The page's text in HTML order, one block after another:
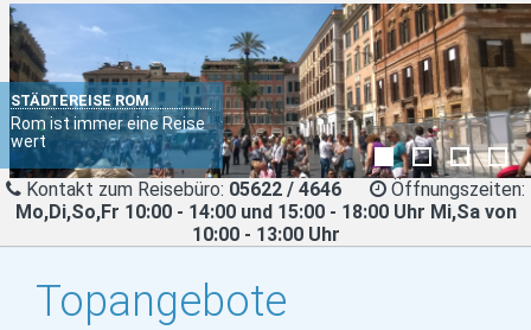
STÄDTEREISE ROM
Rom ist immer eine Reise
wert
Kontakt zum Reisebüro: 05622 / 4646
Öffnungszeiten:
Mo,Di,So,Fr 10:00 - 14:00 und 15:00 - 18:00 Uhr Mi,Sa von
10:00 - 13:00 Uhr
Topangebote